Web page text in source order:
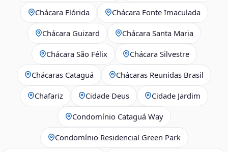
Chácara Flórida Chácara Fonte Imaculada
Chácara Guizard Chácara Santa Maria
Chácara São Félix Chácara Silvestre
Chácaras Cataguá Chácaras Reunidas Brasil
Chafariz Cidade Deus Cidade Jardim
Condomínio Cataguá Way
Condomínio Residencial Green Park